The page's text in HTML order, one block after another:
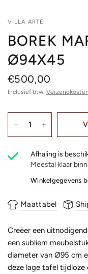
VILLA ARTE
BOREK
Ø94X45
€500,00
Inclusief btw. Verzendkosten
Afhaling is
Meestal klaar
Winkelgegevens
Maattabel
Creëer een
een subliem
diameter van Ø95 cm
deze lage tafel tijdloze